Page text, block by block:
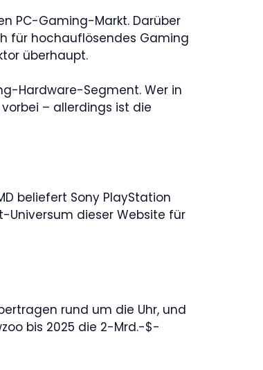
PC-Gaming-Markt. Darüber
für hochauflösendes Gaming
überhaupt.
Hardware-Segment. Wer in
– allerdings ist die
beliefert Sony PlayStation
Universum dieser Website für
rund um die Uhr, und
bis 2025 die 2-Mrd.-$-